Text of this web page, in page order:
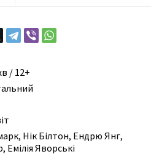
/ 12+
, Нік Білтон, Ендрю Янг,
, Емілія Яворські